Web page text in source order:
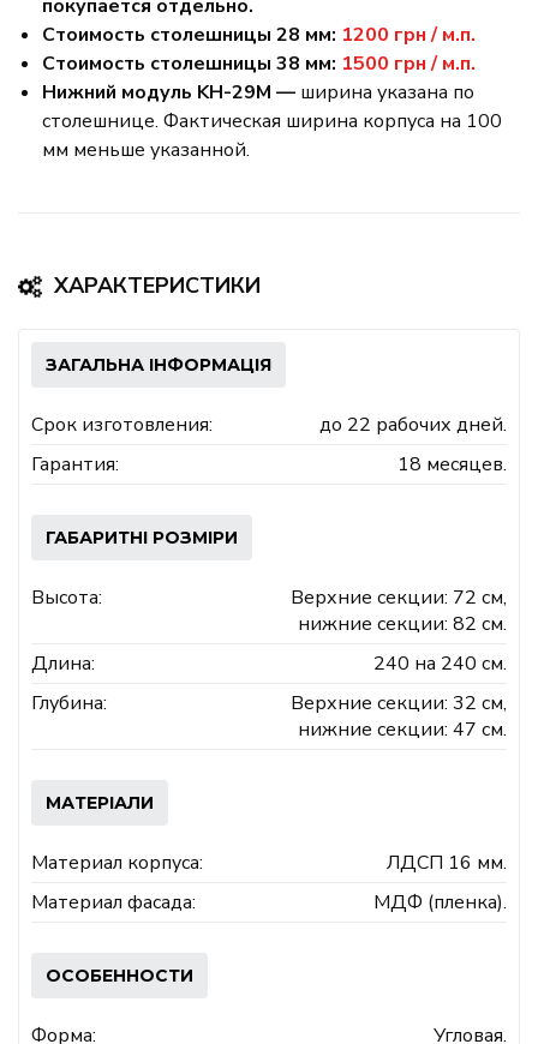
покупается отдельно.
Стоимость столешницы 28 мм: 1200 грн / м.п.
Стоимость столешницы 38 мм: 1500 грн / м.п.
Нижний модуль KН-29М — ширина указана по
столешнице. Фактическая ширина корпуса на 100
мм меньше указанной.
ХАРАКТЕРИСТИКИ
ЗАГАЛЬНА ІНФОРМАЦІЯ
Срок изготовления:
до 22 рабочих дней.
Гарантия:
18 месяцев.
ГАБАРИТНІ РОЗМІРИ
Высота:
Верхние секции: 72 см,
нижние секции: 82 см.
Длина:
240 на 240 см.
Глубина:
Верхние секции: 32 см,
нижние секции: 47 см.
МАТЕРІАЛИ
Материал корпуса:
ЛДСП 16 мм.
Материал фасада:
МДФ (пленка).
ОСОБЕННОСТИ
Форма:
Угловая.